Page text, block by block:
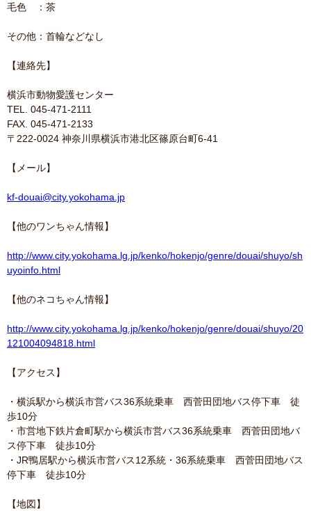
毛色 ：茶
その他：首輪などなし
【連絡先】
横浜市動物愛護センター
TEL. 045-471-2111
FAX. 045-471-2133
〒222-0024 神奈川県横浜市港北区篠原台町6-41
【メール】
kf-douai@city.yokohama.jp
【他のワンちゃん情報】
http://www.city.yokohama.lg.jp/kenko/hokenjo/genre/douai/shuyo/sh
uyoinfo.html
【他のネコちゃん情報】
http://www.city.yokohama.lg.jp/kenko/hokenjo/genre/douai/shuyo/20
121004094818.html
【アクセス】
・横浜駅から横浜市営バス36系統乗車 西菅田団地バス停下車 徒
歩10分
・市営地下鉄片倉町駅から横浜市営バス36系統乗車 西菅田団地バ
ス停下車 徒歩10分
・JR鴨居駅から横浜市営バス12系統・36系統乗車 西菅田団地バス
停下車 徒歩10分
【地図】